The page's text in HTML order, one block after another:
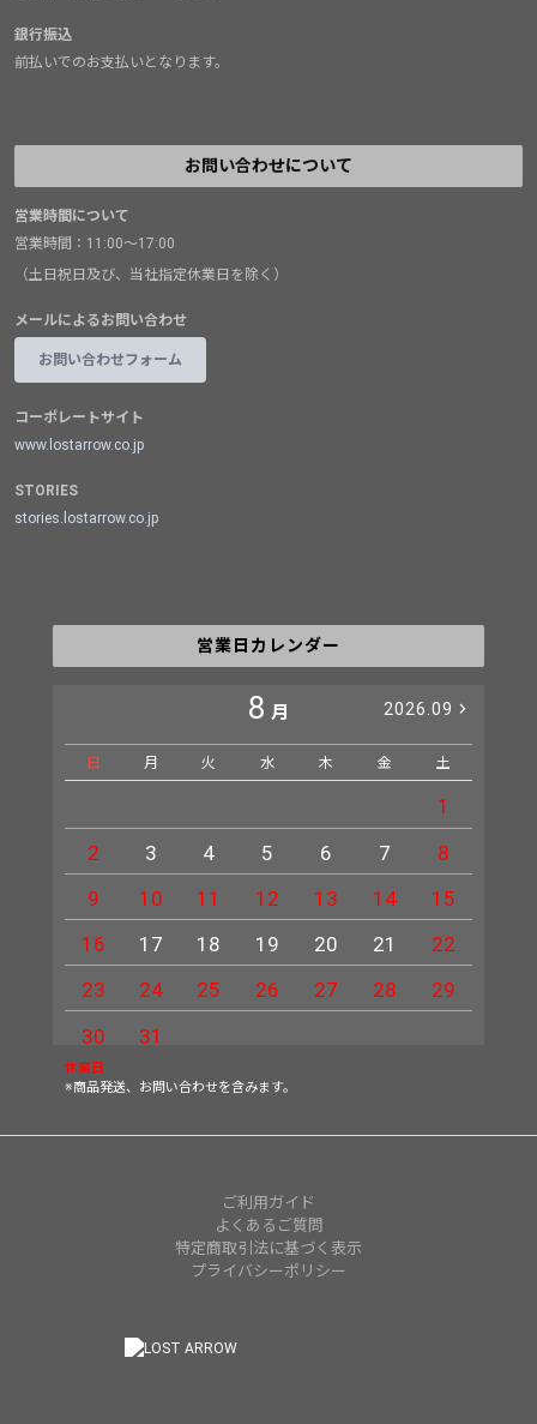
銀行振込
前払いでのお支払いとなります。
お問い合わせについて
営業時間について
営業時間：11:00～17:00
（土日祝日及び、当社指定休業日を除く）
メールによるお問い合わせ
お問い合わせフォーム
コーポレートサイト
www.lostarrow.co.jp
STORIES
stories.lostarrow.co.jp
営業日カレンダー
8 月 2026.09
日 月 火 水 木 金 土
1
2
3 4 5 6 7
8
9
10 11 12 13 14
15
16
17 18 19 20 21
22
23
24 25 26 27 28
29
30
31
休業日
※商品発送、お問い合わせを含みます。
ご利用ガイド
よくあるご質問
特定商取引法に基づく表示
プライバシーポリシー